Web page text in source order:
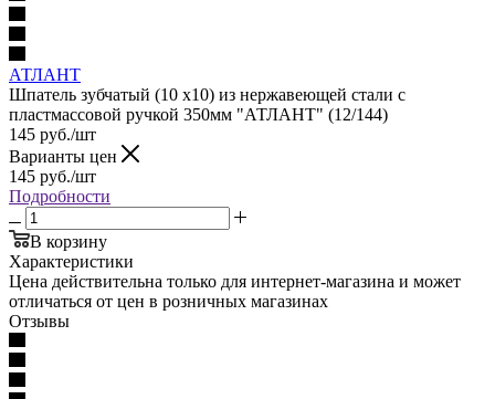
АТЛАНТ
Шпатель зубчатый (10 х10) из нержавеющей стали с
пластмассовой ручкой 350мм "АТЛАНТ" (12/144)
145 руб./шт
Варианты цен
145 руб./шт
Подробности
В корзину
Характеристики
Цена действительна только для интернет-магазина и может
отличаться от цен в розничных магазинах
Отзывы